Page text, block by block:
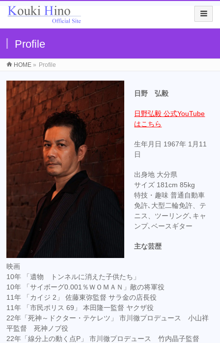
Profile
HOME » Profile
日野 弘毅
日野弘毅 公式YouTube
はこちら
生年月日 1967年 1月11
日
出身地 大分県
サイズ 181cm 85kg
特技・趣味 普通自動車
免許､大型二輪免許、テ
ニス、ツーリング､キャ
ンプ､ベースギター
主な芸歴
映画
10年 「遺物 トンネルに消えた子供たち」
10年 「サイボーグ0.001％ＷＯＭＡＮ」敵の将軍役
11年 「カイジ 2」 佐藤東弥監督 サラ金の店長役
11年 「市民ポリス 69」 本田隆一監督 ヤクザ役
22年「死神～ドクター・テケレツ」 市川徹プロデュース 小山祥
平監督 死神ノブ役
22年「線分上の動く点P」 市川徹プロデュース 竹内晶子監督